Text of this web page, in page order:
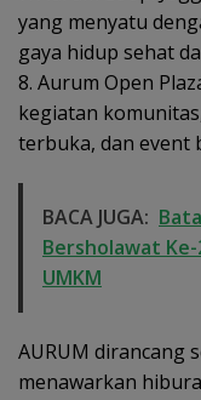
yang menyatu
gaya hidup sehat
8. Aurum Open
kegiatan
terbuka, dan event
BACA JUGA:
Bersholawat
UMKM
AURUM dirancang
menawarkan